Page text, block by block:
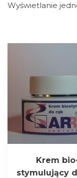
Wyświetlanie
Krem
stymulujący